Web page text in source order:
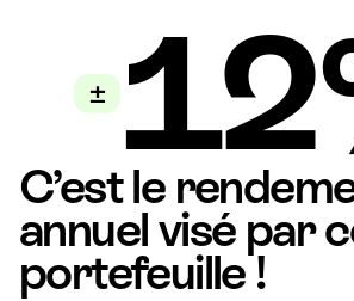
±
C’est le
annuel visé par
portefeuille !